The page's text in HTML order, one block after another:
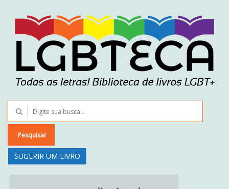
Pesquisar
SUGERIR UM LIVRO